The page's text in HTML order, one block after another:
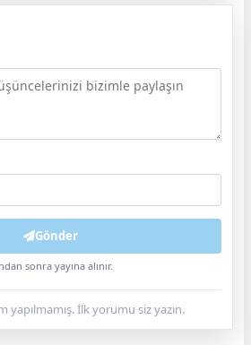
Gönder
sonra yayına alınır.
yapılmamış. İlk yorumu siz yazın.